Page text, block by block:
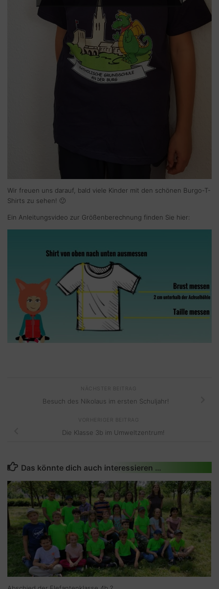
Wir freuen uns darauf, bald viele Kinder mit den schönen Burgo-T-
Shirts zu sehen! 🙂
Ein Anleitungsvideo zur Größenberechnung finden Sie hier:
NÄCHSTER BEITRAG
Besuch des Nikolaus im ersten Schuljahr!
VORHERIGER BEITRAG
Die Klasse 3b im Umweltzentrum!
Das könnte dich auch interessieren …